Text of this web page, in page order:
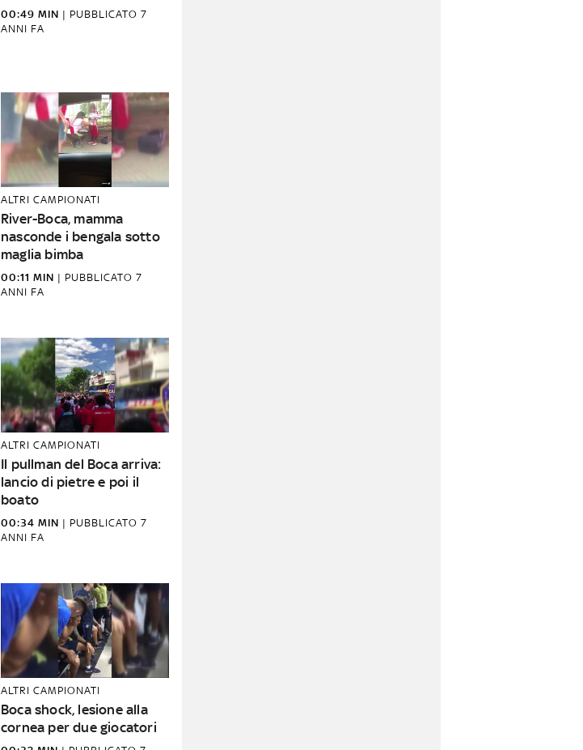
00:49 MIN | PUBBLICATO 7
ANNI FA
ALTRI CAMPIONATI
River-Boca, mamma
nasconde i bengala sotto
maglia bimba
00:11 MIN | PUBBLICATO 7
ANNI FA
ALTRI CAMPIONATI
Il pullman del Boca arriva:
lancio di pietre e poi il
boato
00:34 MIN | PUBBLICATO 7
ANNI FA
ALTRI CAMPIONATI
Boca shock, lesione alla
cornea per due giocatori